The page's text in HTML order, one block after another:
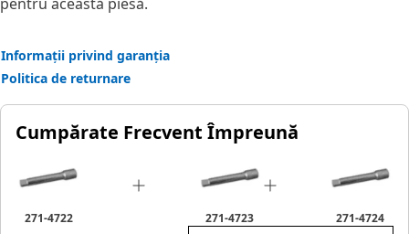
Informații privind garanția
Politica de returnare
Cumpărate Frecvent Împreună
271-4722 271-4723 271-4724